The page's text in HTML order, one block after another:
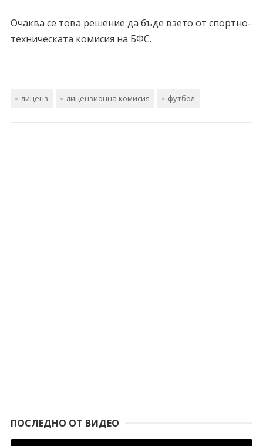
Очаква се това решение да бъде взето от спортно-
техническата комисия на БФС.
лиценз лицензионна комисия футбол
ПОСЛЕДНО ОТ ВИДЕО